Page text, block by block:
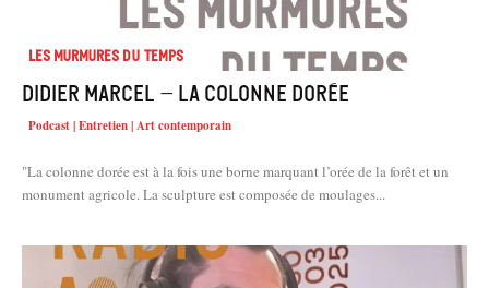
Les murmures du temps
Didier Marcel – La colonne dorée
Podcast | Entretien | Art contemporain
"La colonne dorée est à la fois une borne marquant l’orée de la forêt et un
monument agricole. La sculpture est composée de moulages...